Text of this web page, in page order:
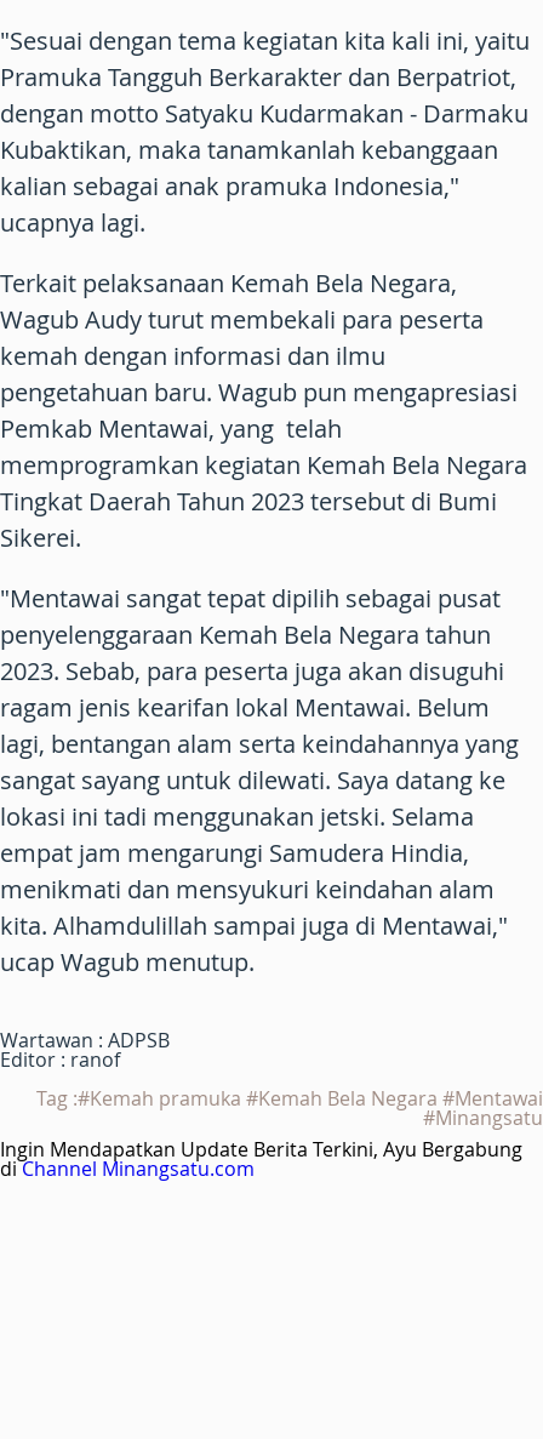
"Sesuai dengan tema kegiatan kita kali ini, yaitu
Pramuka Tangguh Berkarakter dan Berpatriot,
dengan motto Satyaku Kudarmakan - Darmaku
Kubaktikan, maka tanamkanlah kebanggaan
kalian sebagai anak pramuka Indonesia,"
ucapnya lagi.
Terkait pelaksanaan Kemah Bela Negara,
Wagub Audy turut membekali para peserta
kemah dengan informasi dan ilmu
pengetahuan baru. Wagub pun mengapresiasi
Pemkab Mentawai, yang telah
memprogramkan kegiatan Kemah Bela Negara
Tingkat Daerah Tahun 2023 tersebut di Bumi
Sikerei.
"Mentawai sangat tepat dipilih sebagai pusat
penyelenggaraan Kemah Bela Negara tahun
2023. Sebab, para peserta juga akan disuguhi
ragam jenis kearifan lokal Mentawai. Belum
lagi, bentangan alam serta keindahannya yang
sangat sayang untuk dilewati. Saya datang ke
lokasi ini tadi menggunakan jetski. Selama
empat jam mengarungi Samudera Hindia,
menikmati dan mensyukuri keindahan alam
kita. Alhamdulillah sampai juga di Mentawai,"
ucap Wagub menutup.
Wartawan : ADPSB
Editor : ranof
Tag :#Kemah pramuka #Kemah Bela Negara #Mentawai
#Minangsatu
Ingin Mendapatkan Update Berita Terkini, Ayu Bergabung
diChannel Minangsatu.com